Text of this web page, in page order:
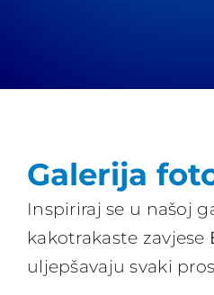
Galerija
Inspiriraj se u našoj
kakotrakaste zavjese
uljepšavaju svaki